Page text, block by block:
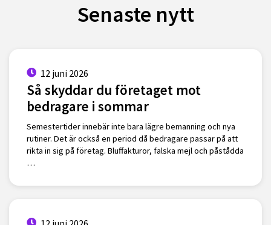
Senaste nytt
12 juni 2026
Så skyddar du företaget mot
bedragare i sommar
Semestertider innebär inte bara lägre bemanning och nya
rutiner. Det är också en period då bedragare passar på att
rikta in sig på företag. Bluffakturor, falska mejl och påstådda
…